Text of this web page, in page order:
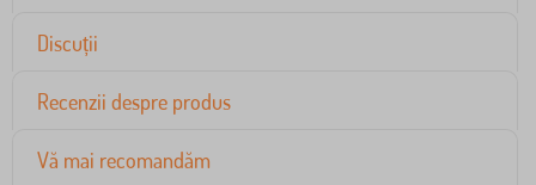
Discuții
Recenzii despre produs
Vă mai recomandăm